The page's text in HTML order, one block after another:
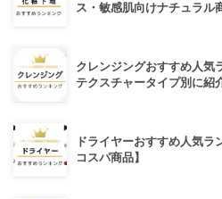
ス・敏感肌向けナチュラル
クレンジングおすすめ人気
テクスチャータイプ別に紹
ドライヤーおすすめ人気ラ
コスパ商品】